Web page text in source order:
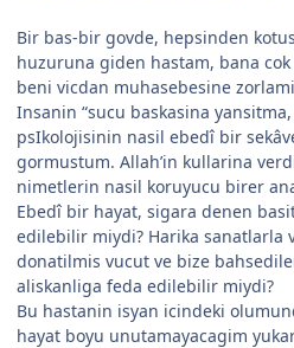
Bir bas-bir govde, hepsinden
huzuruna giden hastam, bana
beni vicdan muhasebesine
Insanin “sucu baskasina
psIkolojisinin nasil ebedî bir
gormustum. Allah’in kullarina
nimetlerin nasil koruyucu birer
Ebedî bir hayat, sigara denen
edilebilir miydi? Harika sanatlarla
donatilmis vucut ve bize
aliskanliga feda edilebilir miydi?
Bu hastanin isyan icindeki
hayat boyu unutamayacagim